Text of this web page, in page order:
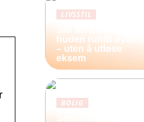
LIVSSTIL
huden rundt øynene
– uten å utløse
eksem
BOLIG